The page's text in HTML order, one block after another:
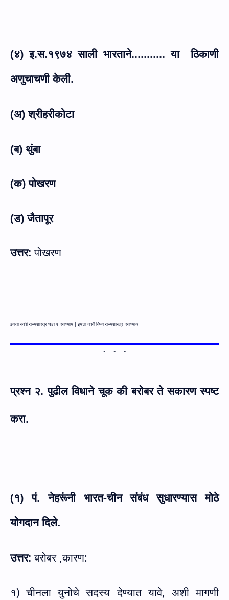
(४) इ.स.१९७४ साली भारताने........... या
ठिकाणी
अणुचाचणी केली.
(अ) श्रीहरीकोटा
(ब) थुंबा
(क) पोखरण
(ड) जैतापूर
उत्तर: पोखरण
इयत्ता नववी राज्यशास्त्र धडा २ स्वाध्याय | इयत्ता नववी विषय राज्यशास्त्र स्वाध्याय
प्रश्न २. पुढील विधाने चूक की बरोबर ते सकारण स्पष्ट
करा.
(१) पं. नेहरूंनी भारत-चीन संबंध सुधारण्यास मोठे
योगदान दिले.
उत्तर: बरोबर ,कारण:
१) चीनला युनोचे सदस्य देण्यात यावे, अशी मागणी